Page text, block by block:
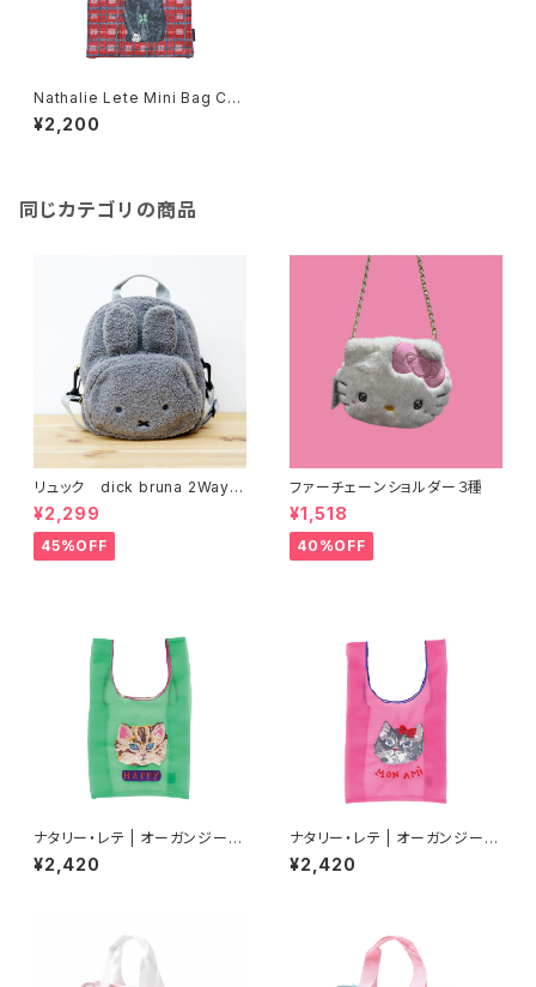
Nathalie Lete Mini Bag Ch
eck×Lucky cat BK
¥2,200
同じカテゴリの商品
リュック dick bruna 2Way
¥2,299
45%OFF
ファーチェーンショルダー３種
¥1,518
40%OFF
ナタリー・レテ | オーガンジーバ
ッグ S ブルーアイ | Organdy
Bag S Blue eye
¥2,420
ナタリー・レテ | オーガンジーバ
ッグ S グレーキャット | Organd
y Bag S Gray cat
¥2,420